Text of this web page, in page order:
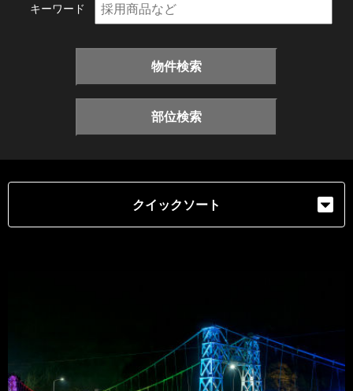
キーワード
物件検索
部位検索
クイックソート